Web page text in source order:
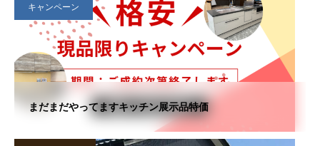
キャンペーン
まだまだやってますキッチン展示品特価